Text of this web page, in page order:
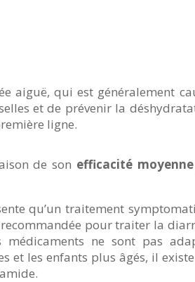
aiguë, qui est généralement
et de prévenir la
ligne.
de son efficacité
qu’un traitement
pour traiter la
ne sont pas
et les enfants plus âgés, il